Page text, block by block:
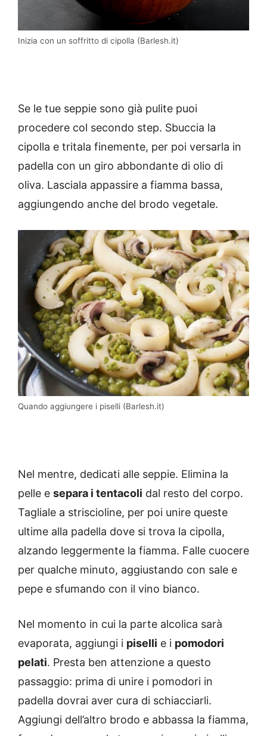
Inizia con un soffritto di cipolla (Barlesh.it)
Se le tue seppie sono già pulite puoi
procedere col secondo step. Sbuccia la
cipolla e tritala finemente, per poi versarla in
padella con un giro abbondante di olio di
oliva. Lasciala appassire a fiamma bassa,
aggiungendo anche del brodo vegetale.
Quando aggiungere i piselli (Barlesh.it)
Nel mentre, dedicati alle seppie. Elimina la
pelle e separa i tentacoli dal resto del corpo.
Tagliale a striscioline, per poi unire queste
ultime alla padella dove si trova la cipolla,
alzando leggermente la fiamma. Falle cuocere
per qualche minuto, aggiustando con sale e
pepe e sfumando con il vino bianco.
Nel momento in cui la parte alcolica sarà
evaporata, aggiungi i piselli e i pomodori
pelati. Presta ben attenzione a questo
passaggio: prima di unire i pomodori in
padella dovrai aver cura di schiacciarli.
Aggiungi dell’altro brodo e abbassa la fiamma,